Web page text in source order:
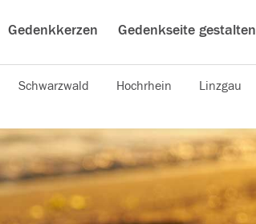
Gedenkkerzen Gedenkseite gestalten
Schwarzwald Hochrhein Linzgau